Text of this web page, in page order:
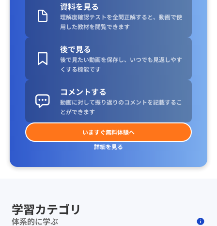
資料を見る
理解度確認テストを全問正解すると、動画で使
用した教材を閲覧できます
後で見る
後で見たい動画を保存し、いつでも見返しやす
くする機能です
コメントする
動画に対して振り返りのコメントを記載するこ
とができます
いますぐ無料体験へ
詳細を見る
学習カテゴリ
体系的に学ぶ